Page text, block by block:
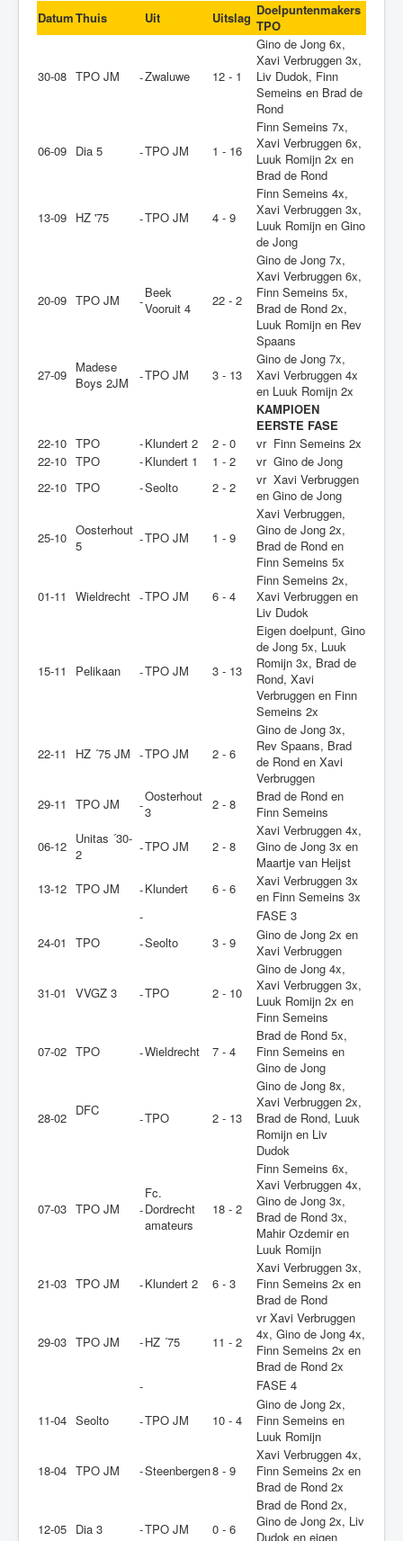
DatumThuis Uit Uitslag Doelpuntenmakers
TPO
30-08 TPO JM -Zwaluwe 12 - 1
Gino de Jong 6x,
Xavi Verbruggen 3x,
Liv Dudok, Finn
Semeins en Brad de
Rond
06-09 Dia 5 -TPO JM 1 - 16
Finn Semeins 7x,
Xavi Verbruggen 6x,
Luuk Romijn 2x en
Brad de Rond
13-09 HZ '75 -TPO JM 4 - 9
Finn Semeins 4x,
Xavi Verbruggen 3x,
Luuk Romijn en Gino
de Jong
20-09 TPO JM -
Beek
Vooruit 4
22 - 2
Gino de Jong 7x,
Xavi Verbruggen 6x,
Finn Semeins 5x,
Brad de Rond 2x,
Luuk Romijn en Rev
Spaans
27-09 Madese
Boys 2JM
-TPO JM 3 - 13
Gino de Jong 7x,
Xavi Verbruggen 4x
en Luuk Romijn 2x
KAMPIOEN
EERSTE FASE
22-10 TPO -Klundert 2 2 - 0
vr Finn Semeins 2x
22-10 TPO -Klundert 1 1 - 2
vr Gino de Jong
22-10 TPO -Seolto 2 - 2
vr Xavi Verbruggen
en Gino de Jong
25-10 Oosterhout
5
-TPO JM 1 - 9
Xavi Verbruggen,
Gino de Jong 2x,
Brad de Rond en
Finn Semeins 5x
01-11
Wieldrecht -TPO JM 6 - 4
Finn Semeins 2x,
Xavi Verbruggen en
Liv Dudok
15-11 Pelikaan -TPO JM 3 - 13
Eigen doelpunt, Gino
de Jong 5x, Luuk
Romijn 3x, Brad de
Rond, Xavi
Verbruggen en Finn
Semeins 2x
22-11 HZ ´75 JM -TPO JM 2 - 6
Gino de Jong 3x,
Rev Spaans, Brad
de Rond en Xavi
Verbruggen
29-11
TPO JM -
Oosterhout
3
2 - 8
Brad de Rond en
Finn Semeins
06-12 Unitas ´30-
2
-TPO JM 2 - 8
Xavi Verbruggen 4x,
Gino de Jong 3x en
Maartje van Heijst
13-12 TPO JM -Klundert 6 - 6
Xavi Verbruggen 3x
en Finn Semeins 3x
-
FASE 3
24-01
TPO -Seolto 3 - 9
Gino de Jong 2x en
Xavi Verbruggen
31-01 VVGZ 3 -TPO 2 - 10
Gino de Jong 4x,
Xavi Verbruggen 3x,
Luuk Romijn 2x en
Finn Semeins
07-02 TPO -Wieldrecht 7 - 4
Brad de Rond 5x,
Finn Semeins en
Gino de Jong
28-02 DFC
-TPO 2 - 13
Gino de Jong 8x,
Xavi Verbruggen 2x,
Brad de Rond, Luuk
Romijn en Liv
Dudok
07-03 TPO JM -
Fc.
Dordrecht
amateurs
18 - 2
Finn Semeins 6x,
Xavi Verbruggen 4x,
Gino de Jong 3x,
Brad de Rond 3x,
Mahir Ozdemir en
Luuk Romijn
21-03 TPO JM -Klundert 2 6 - 3
Xavi Verbruggen 3x,
Finn Semeins 2x en
Brad de Rond
29-03 TPO JM -HZ ´75 11 - 2
vr Xavi Verbruggen
4x, Gino de Jong 4x,
Finn Semeins 2x en
Brad de Rond 2x
-
FASE 4
11-04 Seolto -TPO JM 10 - 4
Gino de Jong 2x,
Finn Semeins en
Luuk Romijn
18-04 TPO JM -Steenbergen8 - 9
Xavi Verbruggen 4x,
Finn Semeins 2x en
Brad de Rond 2x
12-05 Dia 3 -TPO JM 0 - 6
Brad de Rond 2x,
Gino de Jong 2x, Liv
Dudok en eigen